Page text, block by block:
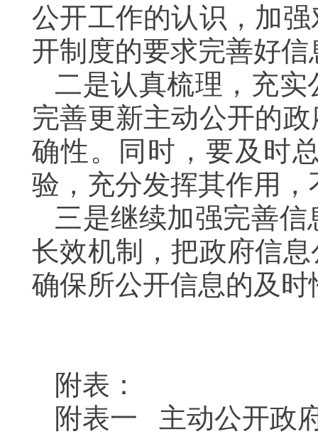
公开工作的认识，加
开制度的要求完善好
二是认真梳理，充实
完善更新主动公开的
确性。同时，要及时
验，充分发挥其作用
三是继续加强完善
长效机制，把政府信
确保所公开信息的及
附表：
附表一
主动公开政